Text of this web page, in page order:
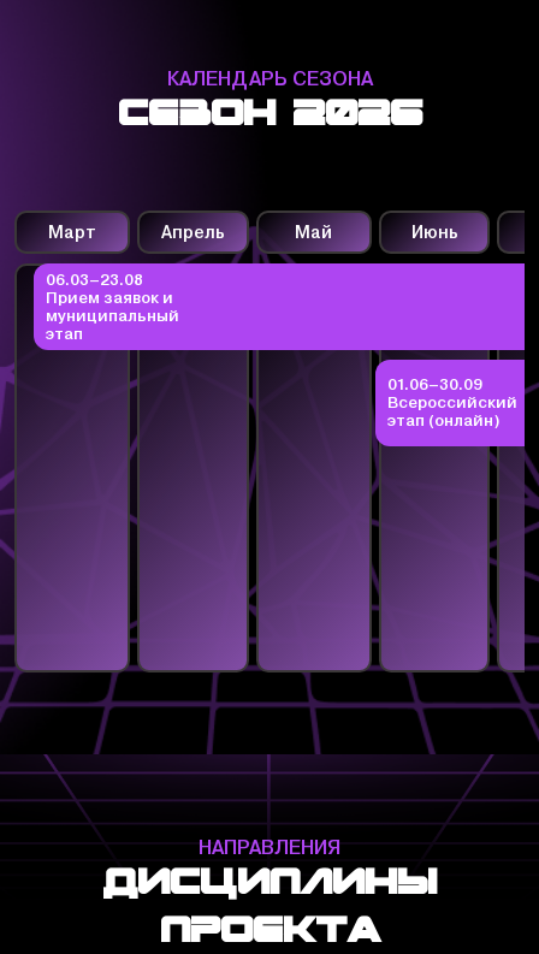
КАЛЕНДАРЬ СЕЗОНА
сезон 2026
Март Апрель Май Июнь
06.03–23.08
Прием заявок и
муниципальный
этап
01.06–30.09
Всероссийский
этап (онлайн)
НАПРАВЛЕНИЯ
Дисциплины
проекта